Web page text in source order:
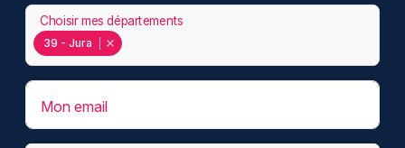
39 - Jura
Choisir mes départements
Mon email